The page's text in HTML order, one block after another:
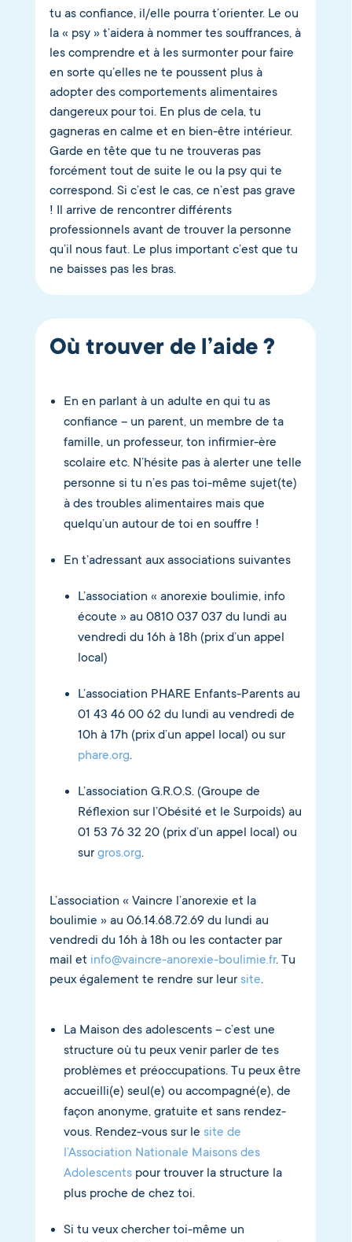
tu as confiance, il/elle pourra t’orienter. Le ou
la « psy » t’aidera à nommer tes souffrances, à
les comprendre et à les surmonter pour faire
en sorte qu’elles ne te poussent plus à
adopter des comportements alimentaires
dangereux pour toi. En plus de cela, tu
gagneras en calme et en bien-être intérieur.
Garde en tête que tu ne trouveras pas
forcément tout de suite le ou la psy qui te
correspond. Si c’est le cas, ce n’est pas grave
! Il arrive de rencontrer différents
professionnels avant de trouver la personne
qu’il nous faut. Le plus important c’est que tu
ne baisses pas les bras.
Où trouver de l’aide ?
En en parlant à un adulte en qui tu as
confiance – un parent, un membre de ta
famille, un professeur, ton infirmier-ère
scolaire etc. N’hésite pas à alerter une telle
personne si tu n’es pas toi-même sujet(te)
à des troubles alimentaires mais que
quelqu’un autour de toi en souffre !
En t’adressant aux associations suivantes
L’association « anorexie boulimie, info
écoute » au 0810 037 037 du lundi au
vendredi du 16h à 18h (prix d’un appel
local)
L’association PHARE Enfants-Parents au
01 43 46 00 62 du lundi au vendredi de
10h à 17h (prix d’un appel local) ou sur
phare.org.
L’association G.R.O.S. (Groupe de
Réflexion sur l’Obésité et le Surpoids) au
01 53 76 32 20 (prix d’un appel local) ou
sur gros.org.
L’association « Vaincre l’anorexie et la
boulimie » au 06.14.68.72.69 du lundi au
vendredi du 16h à 18h ou les contacter par
mail et info@vaincre-anorexie-boulimie.fr. Tu
peux également te rendre sur leur site.
La Maison des adolescents – c’est une
structure où tu peux venir parler de tes
problèmes et préoccupations. Tu peux être
accueilli(e) seul(e) ou accompagné(e), de
façon anonyme, gratuite et sans rendez-
vous. Rendez-vous sur le site de
l’Association Nationale Maisons des
Adolescentspour trouver la structure la
plus proche de chez toi.
Si tu veux chercher toi-même un